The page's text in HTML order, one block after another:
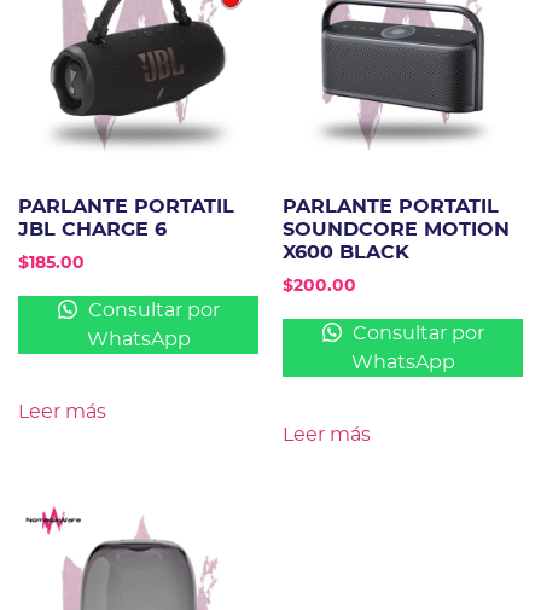
PARLANTE PORTATIL
JBL CHARGE 6
$185.00
Consultar por
WhatsApp
Leer más
PARLANTE PORTATIL
SOUNDCORE MOTION
X600 BLACK
$200.00
Consultar por
WhatsApp
Leer más